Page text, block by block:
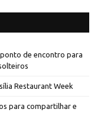
de encontro para
Restaurant Week
para compartilhar e